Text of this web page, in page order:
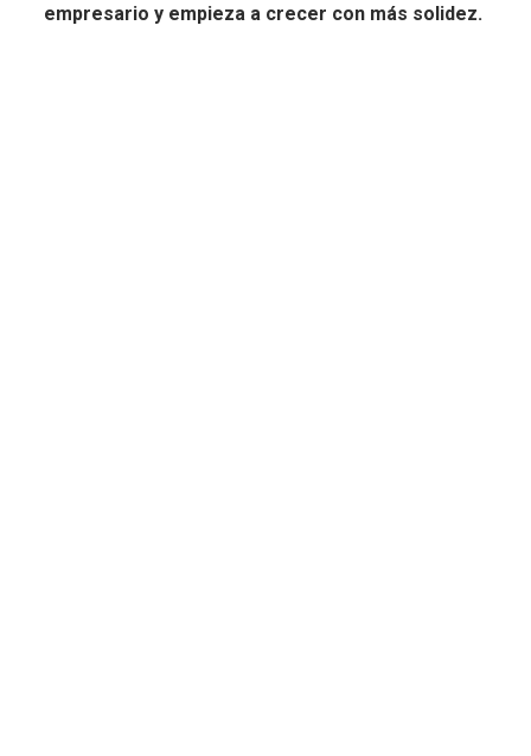
empresario y empieza a crecer con más solidez.